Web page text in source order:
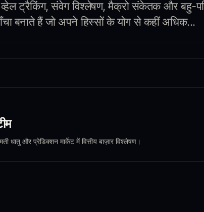
व्हेल ट्रैकिंग, संवेग विश्लेषण, मैक्रो संकेतक और बहु-
बनाते हैं जो अपने हिस्सों के योग से कहीं अधिक...
धातु और प्रेडिक्शन मार्केट में वित्तीय बाज़ार विश्लेषण।